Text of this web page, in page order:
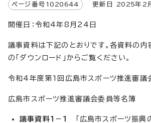
ページ番号 1020644 更新日 2025年2
開催日：令和4年8月24日
議事資料は下記のとおりです。各資料の内
の「ダウンロード」からご覧ください。
令和4年度第1回広島市スポーツ推進審議
広島市スポーツ推進審議会委員等名簿
議事資料1－1
「広島市スポーツ振興